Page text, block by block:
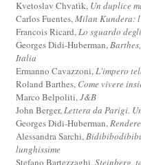
Kvetoslav Chvatìk, Un duplice
Carlos Fuentes,Milan Kundera:
Francois Ricard,Lo sguardo
Georges Didi-Huberman,
Italia
Ermanno Cavazzoni,L'impero
Roland Barthes, Come vivere
Marco Belpoliti,J&B
John Berger,Lettera da Parigi.
Georges Didi-Huberman,
Alessandra Sarchi,
lunghissime
Stefano Bartezzaghi,Steinberg,